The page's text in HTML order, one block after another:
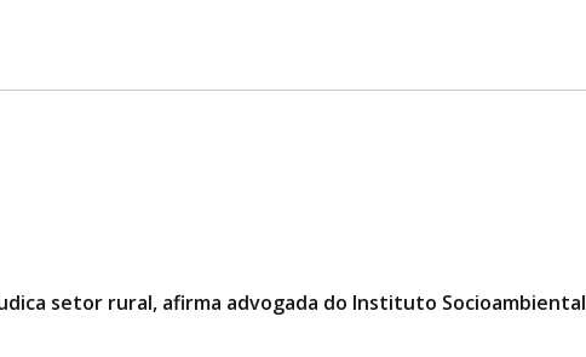
setor rural, afirma advogada do Instituto Socioambiental